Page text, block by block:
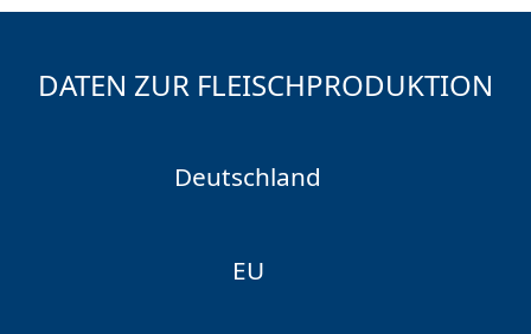
DATEN ZUR FLEISCHPRODUKTION
Deutschland
EU